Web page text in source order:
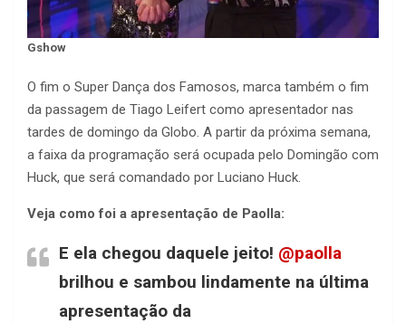
Gshow
O fim o Super Dança dos Famosos, marca também o fim
da passagem de Tiago Leifert como apresentador nas
tardes de domingo da Globo. A partir da próxima semana,
a faixa da programação será ocupada pelo Domingão com
Huck, que será comandado por Luciano Huck.
Veja como foi a apresentação de Paolla:
E ela chegou daquele jeito! @paolla
brilhou e sambou lindamente na última
apresentação da